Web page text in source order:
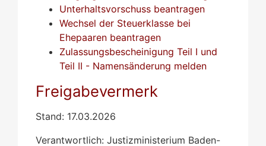
Unterhaltsvorschuss beantragen
Wechsel der Steuerklasse bei
Ehepaaren beantragen
Zulassungsbescheinigung Teil I und
Teil II - Namensänderung melden
Freigabevermerk
Stand: 17.03.2026
Verantwortlich: Justizministerium Baden-